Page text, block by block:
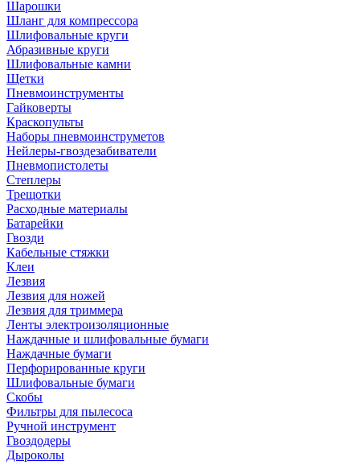
Шарошки
Шланг для компрессора
Шлифовальные круги
Абразивные круги
Шлифовальные камни
Щетки
Пневмоинструменты
Гайковерты
Краскопульты
Наборы пневмоинструметов
Нейлеры-гвоздезабиватели
Пневмопистолеты
Степлеры
Трещотки
Расходные материалы
Батарейки
Гвозди
Кабельные стяжки
Клеи
Лезвия
Лезвия для ножей
Лезвия для триммера
Ленты электроизоляционные
Наждачные и шлифовальные бумаги
Наждачные бумаги
Перфорированные круги
Шлифовальные бумаги
Скобы
Фильтры для пылесоса
Ручной инструмент
Гвоздодеры
Дыроколы